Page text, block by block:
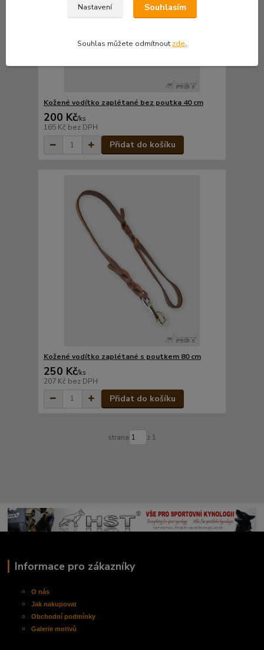
Kožené vodítko zaplétané bez poutka 40 cm
200 Kč/ks
165 Kč bez DPH
Přidat do košíku
Kožené vodítko zaplétané s poutkem 80 cm
250 Kč/ks
207 Kč bez DPH
Přidat do košíku
strana z 1
Informace pro zákazníky
O nás
Jak nakupovat
Obchodnípodmínky
Galerie motivů
Nastavení Souhlasím
Souhlas můžete odmítnout zde.